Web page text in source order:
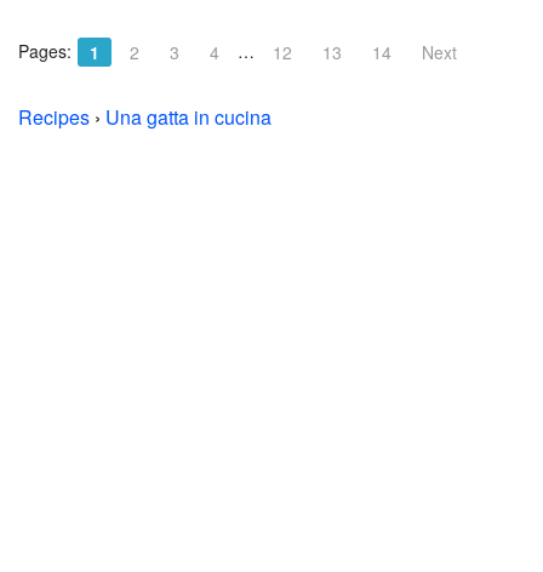
Pages: 1 2 3 4 … 12 13 14 Next
Recipes › Una gatta in cucina